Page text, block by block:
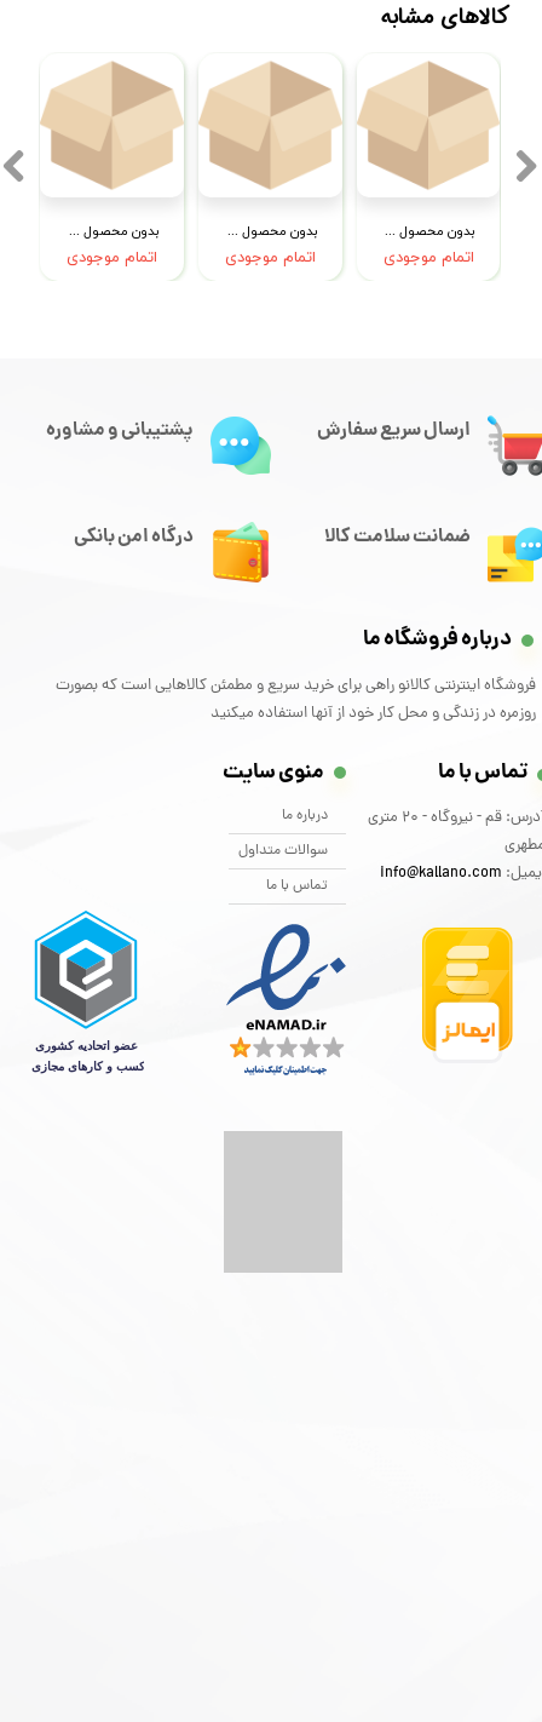
بدون محصول جهت نمایش
اتمام موجودی
بدون محصول جهت نمایش
اتمام موجودی
بدون محصول جهت نمایش
اتمام موجودی
کالاهای مشابه
ارسال سریع سفارش
درگاه امن بانکی
پشتیبانی و مشاوره
ضمانت سلامت کالا
درباره فروشگاه ما
فروشگاه اینترنتی کالانو راهی برای خرید سریع و مطمئن کالاهایی است که بصورت
روزمره در زندگی و محل کار خود از آنها استفاده میکنید
تماس با ما
آدرس: قم - نیروگاه - 20 متری
info@kallano.com​​​​​​​
منوی سایت
درباره ما
سوالات متداول
تماس با ما